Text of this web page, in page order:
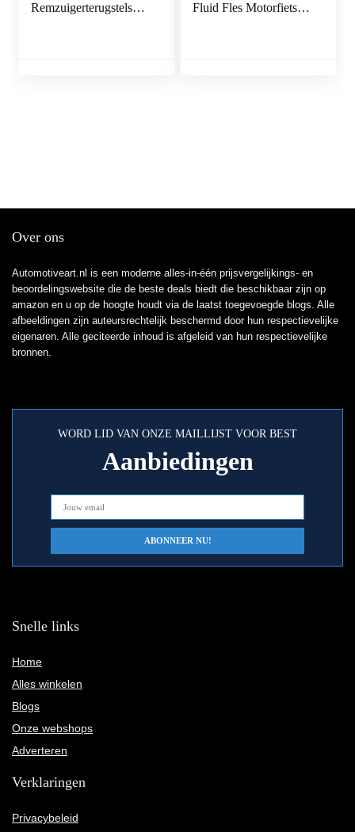
Remzuigerterugstelset,
Fluid Fles Motorfiets
Over ons
Automotiveart.nl is een moderne alles-in-één prijsvergelijkings- en
beoordelingswebsite die de beste deals biedt die beschikbaar zijn op
amazon en u op de hoogte houdt via de laatst toegevoegde blogs. Alle
afbeeldingen zijn auteursrechtelijk beschermd door hun respectievelijke
eigenaren. Alle geciteerde inhoud is afgeleid van hun respectievelijke
bronnen.
WORD LID VAN ONZE MAILLIJST VOOR BEST
Aanbiedingen
Snelle links
Home
Alles winkelen
Blogs
Onze webshops
Adverteren
Verklaringen
Privacybeleid